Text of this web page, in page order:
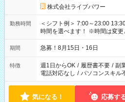
株式会社ライブパワー
勤務時間
＜シフト例＞ 7:00～23:00 13:30～22:00 上記の
時間を選べます！ ※時間は変更
期間 急募！8月15日・16日
特徴 週1日からOK / 履歴書不要 / 副
電話対応なし / パソコンスキル
気になる！ 応募す